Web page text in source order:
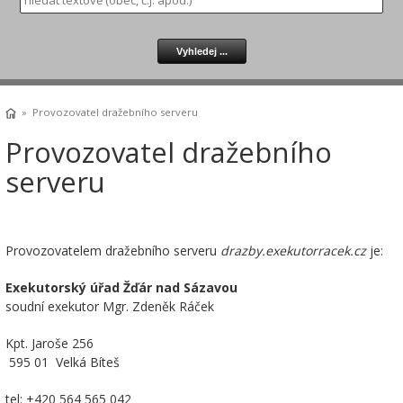
» Provozovatel dražebního serveru
Provozovatel dražebního
serveru
Provozovatelem dražebního serveru drazby.exekutorracek.czje:
Exekutorský úřad Žďár nad Sázavou
soudní exekutor Mgr. Zdeněk Ráček
Kpt. Jaroše 256
595 01 Velká Bíteš
tel: +420 564 565 042